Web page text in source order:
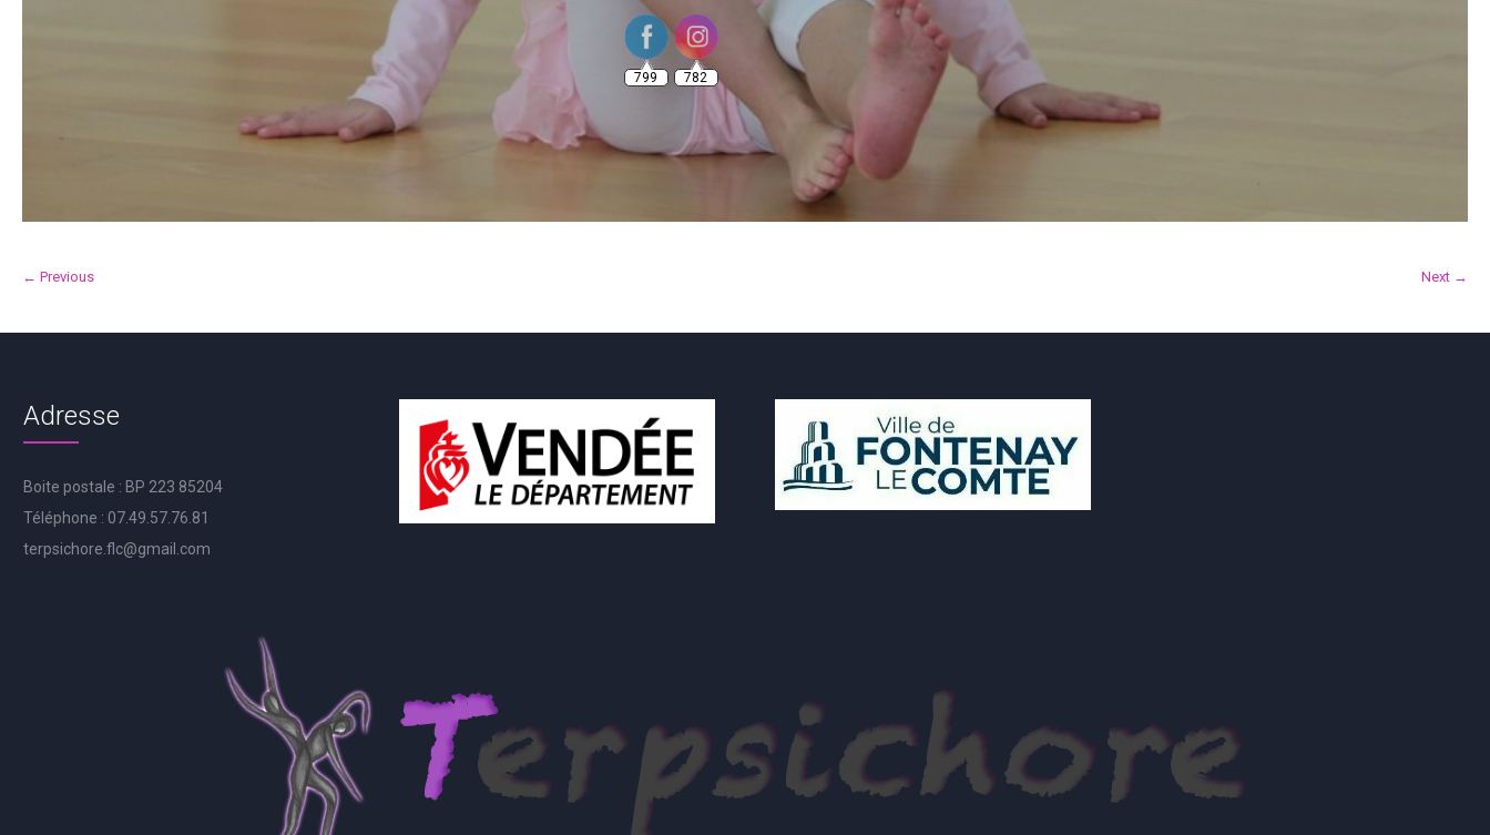
← Previous Next →
Adresse
Boite postale : BP 223 85204
Téléphone : 07.49.57.76.81
terpsichore.flc@gmail.com